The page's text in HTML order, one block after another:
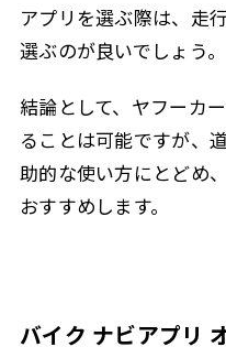
アプリを選ぶ際は、走
選ぶのが良いでしょう。
結論として、ヤフーカ
ることは可能ですが、
助的な使い方にとどめ
おすすめします。
バイク ナビアプリ